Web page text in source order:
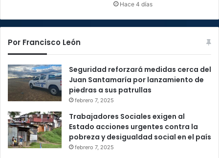
Hace 4 días
Por Francisco León
Seguridad reforzará medidas cerca del
Juan Santamaría por lanzamiento de
piedras a sus patrullas
febrero 7, 2025
Trabajadores Sociales exigen al
Estado acciones urgentes contra la
pobreza y desigualdad social en el país
febrero 7, 2025